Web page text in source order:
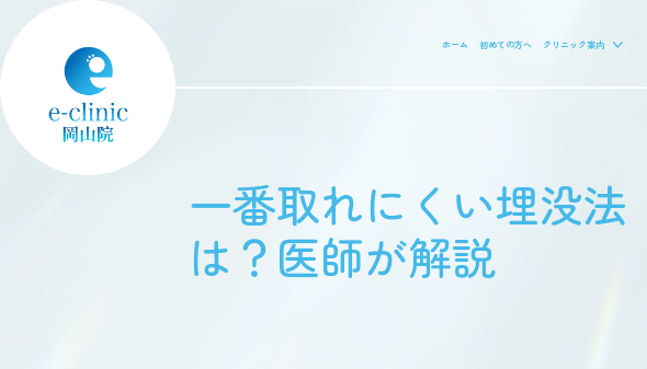
ホーム 初めての方へ クリニック案内
一番取れにくい埋没法
は？医師が解説